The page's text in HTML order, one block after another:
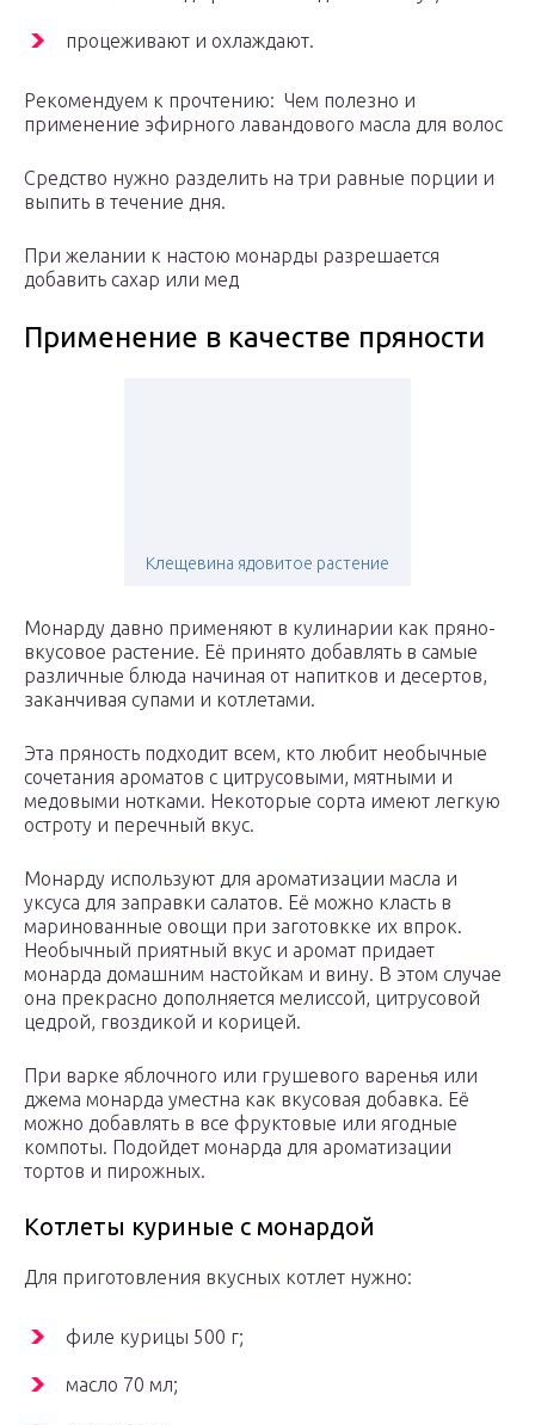
процеживают и охлаждают.
Рекомендуем к прочтению: Чем полезно и
применение эфирного лавандового масла для волос
Средство нужно разделить на три равные порции и
выпить в течение дня.
При желании к настою монарды разрешается
добавить сахар или мед
Применение в качестве пряности
Клещевина ядовитое растение
Монарду давно применяют в кулинарии как пряно-
вкусовое растение. Её принято добавлять в самые
различные блюда начиная от напитков и десертов,
заканчивая супами и котлетами.
Эта пряность подходит всем, кто любит необычные
сочетания ароматов с цитрусовыми, мятными и
медовыми нотками. Некоторые сорта имеют легкую
остроту и перечный вкус.
Монарду используют для ароматизации масла и
уксуса для заправки салатов. Её можно класть в
маринованные овощи при заготовкке их впрок.
Необычный приятный вкус и аромат придает
монарда домашним настойкам и вину. В этом случае
она прекрасно дополняется мелиссой, цитрусовой
цедрой, гвоздикой и корицей.
При варке яблочного или грушевого варенья или
джема монарда уместна как вкусовая добавка. Её
можно добавлять в все фруктовые или ягодные
компоты. Подойдет монарда для ароматизации
тортов и пирожных.
Котлеты куриные с монардой
Для приготовления вкусных котлет нужно:
филе курицы 500 г;
масло 70 мл;